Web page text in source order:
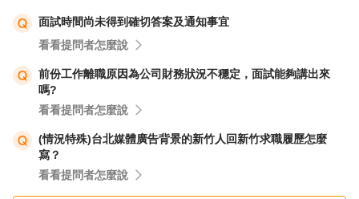
面試時間尚未得到確切答案及通知事宜
看看提問者怎麼說
前份工作離職原因為公司財務狀況不穩定，面試能夠講出來
嗎?
看看提問者怎麼說
(情況特殊)台北媒體廣告背景的新竹人回新竹求職履歷怎麼
寫？
看看提問者怎麼說